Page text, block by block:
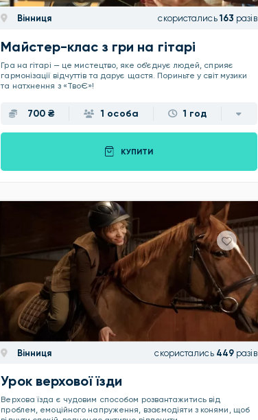
Вінниця скористались 163 разів
Майстер-клас з гри на гітарі
Гра на гітарі — це мистецтво, яке об’єднує людей, сприяє
гармонізації відчуттів та дарує щастя. Пориньте у світ музики
та натхнення з «ТвоЄ»!
700 ₴ 1 особа 1 год
КУПИТИ
Вінниця скористались 449 разів
Урок верхової їзди
Верхова їзда є чудовим способом розвантажитись від
проблем, емоційного напруження, взаємодіяти з конями, щоб